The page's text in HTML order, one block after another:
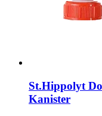
St.Hippolyt
Kanister